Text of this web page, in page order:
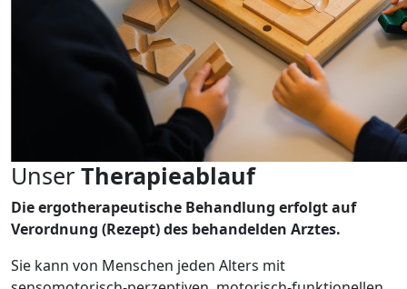
Unser Therapieablauf
Die ergotherapeutische Behandlung erfolgt auf
Verordnung (Rezept) des behandelden Arztes.
Sie kann von Menschen jeden Alters mit